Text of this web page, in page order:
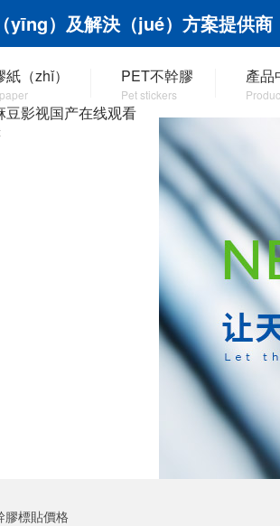
yīng）及解決（jué）方案提供商
（zhǐ） PET不幹膠
Pet stickers
產品
豆影视国产在线观看
膠標貼價格